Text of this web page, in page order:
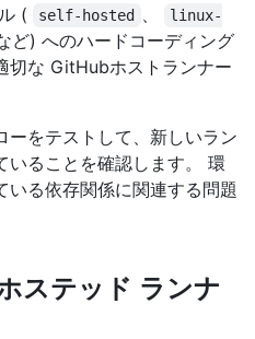
( self-hosted
linux-
ど) へのハードコーディング
切な GitHubホストランナー
ーをテストして、新しいラン
いることを確認します。 環
いる依存関係に関連する問題
ステッド ランナ